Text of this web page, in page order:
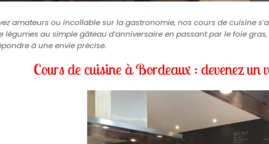
amateurs ou incollable sur la gastronomie, nos cours de cuisine
légumes au simple gâteau d’anniversaire en passant par le foie
à une envie précise.
Cours de cuisine à Bordeaux : devenez un